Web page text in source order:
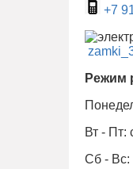
+7
Режим
Вт - Пт:
Сб - Вс: